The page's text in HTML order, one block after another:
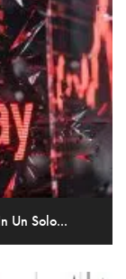
Un Solo...